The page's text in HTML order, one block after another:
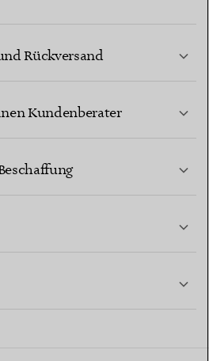
Rückversand
Kundenberater